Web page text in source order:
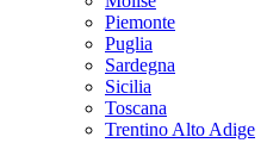
Piemonte
Puglia
Sardegna
Sicilia
Toscana
Trentino Alto Adige